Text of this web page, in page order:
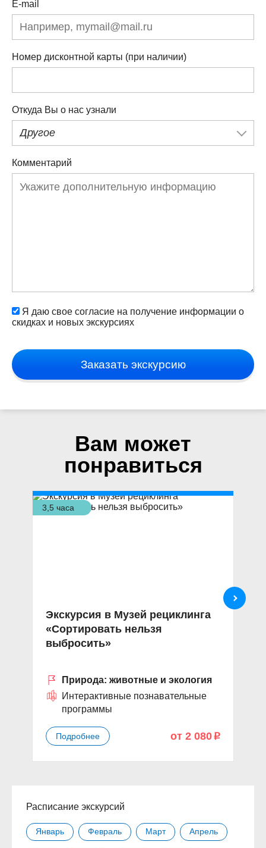
E-mail
Номер дисконтной карты (при наличии)
Откуда Вы о нас узнали
Другое
Комментарий
Я даю свое согласие на получение информации о
скидках и новых экскурсиях
Заказать экскурсию
Вам может
понравиться
3,5 часа
Экскурсия в Музей рециклинга
«Сортировать нельзя
выбросить»
Природа: животные и экология
Интерактивные познавательные
программы
Подробнее от 2 080 p
Расписание экскурсий
Январь Февраль Март Апрель